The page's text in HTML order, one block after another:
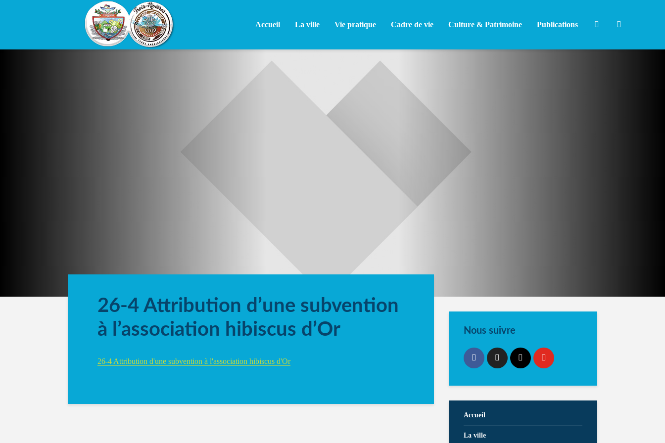
Accueil La ville Vie pratique Cadre de vie Culture & Patrimoine Publications
26-4 Attribution d’une subvention
à l’association hibiscus d’Or
26-4 Attribution d'une subvention à l'association hibiscus d'Or
Nous suivre
Accueil
La ville